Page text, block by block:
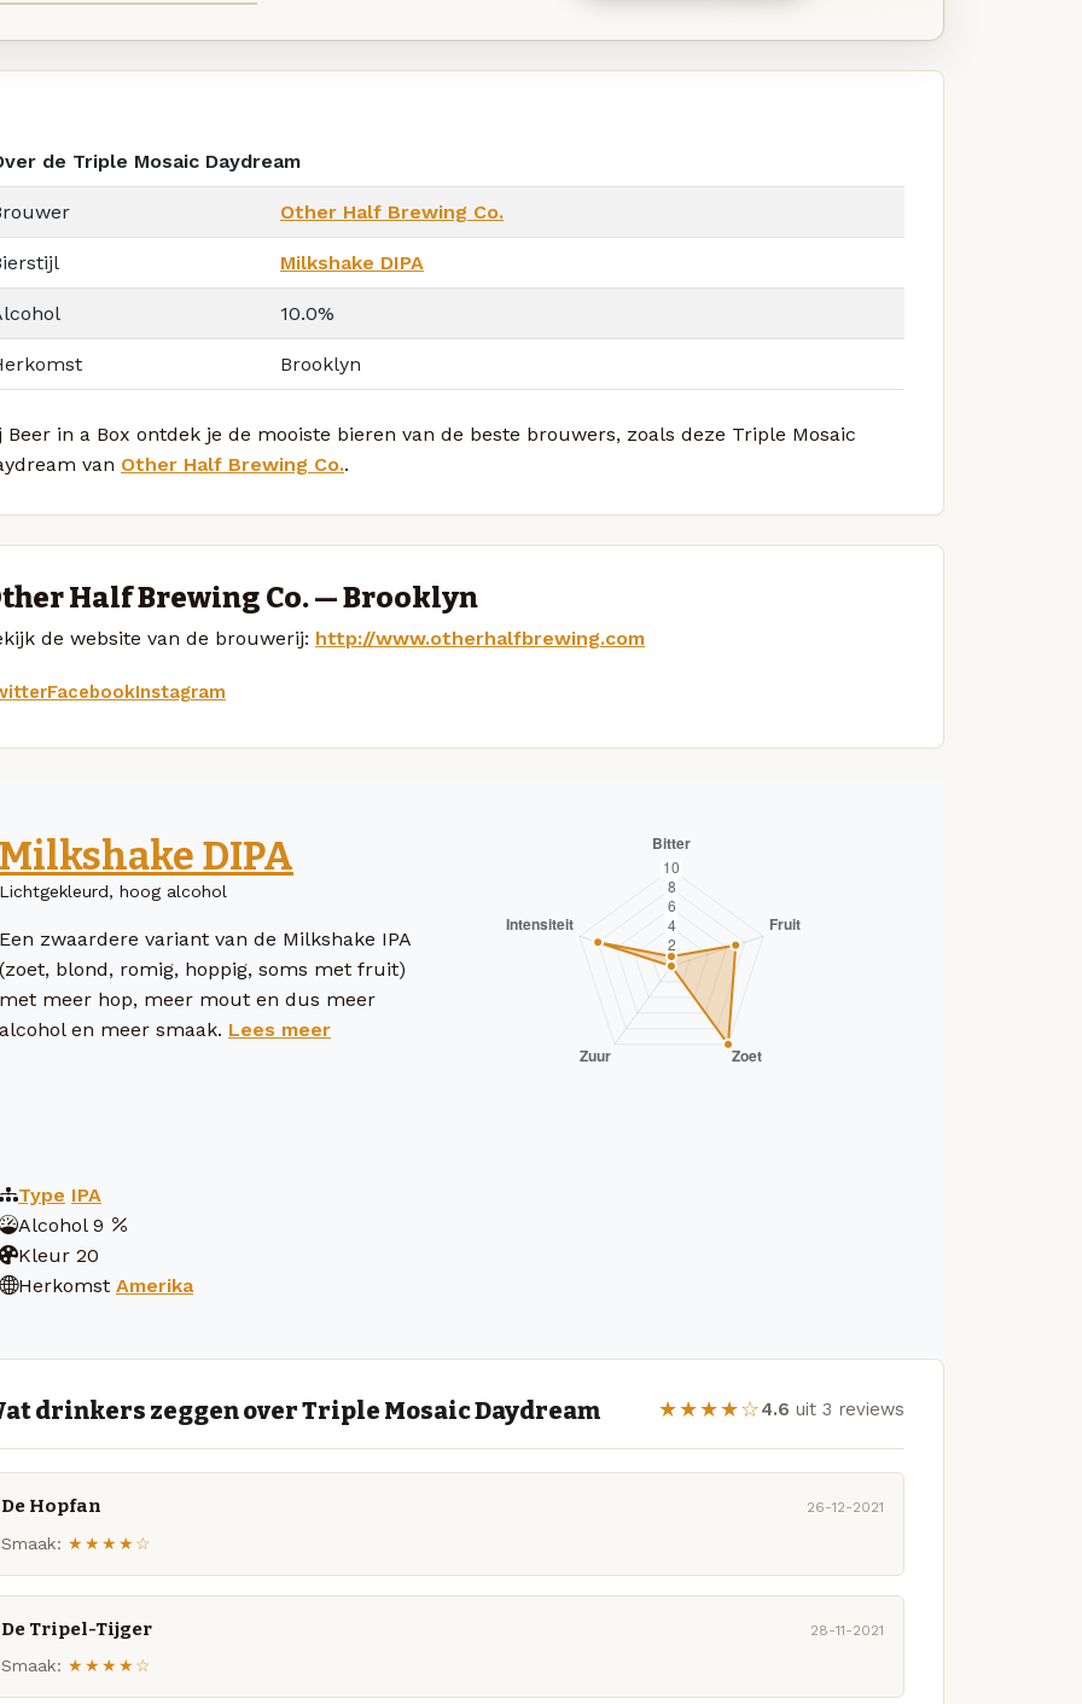
de Triple Mosaic Daydream
Other Half Brewing Co.
Milkshake DIPA
10.0%
Brooklyn
Beer in a Box ontdek je de mooiste bieren van de beste brouwers, zoals deze Triple Mosaic
van Other Half Brewing Co..
Half Brewing Co. — Brooklyn
de website van de brouwerij: http://www.otherhalfbrewing.com
FacebookInstagram
Milkshake DIPA
Lichtgekleurd, hoog alcohol
Een zwaardere variant van de Milkshake IPA
(zoet, blond, romig, hoppig, soms met fruit)
met meer hop, meer mout en dus meer
alcohol en meer smaak. Lees meer
Type IPA
Alcohol 9
Kleur 20
Herkomst Amerika
drinkers zeggen over Triple Mosaic Daydream ★★★★☆4.6 uit 3 reviews
De Hopfan 26-12-2021
Smaak: ★★★★☆
De Tripel-Tijger 28-11-2021
Smaak: ★★★★☆